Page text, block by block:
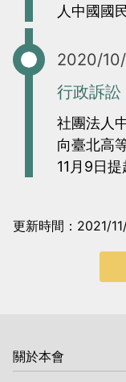
人中國國
2020/
行政訴訟
社團法人
向臺北高
11月9日提
更新時間：2021/
關於本會